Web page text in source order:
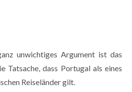
unwichtiges Argument ist das
Tatsache, dass Portugal als eines
Reiseländer gilt.